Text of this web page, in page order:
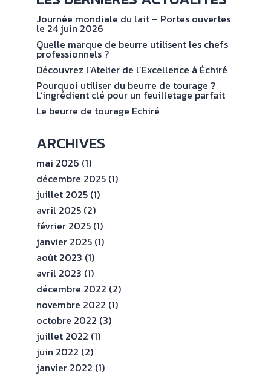
NOS
ENGAGEMENTS
ESPACE
PROFESSIONNEL
CONTACT
Journée mondiale du lait – Portes ouvertes
le 24 juin 2026
Quelle marque de beurre utilisent les chefs
professionnels ?
Découvrez l’Atelier de l’Excellence à Échiré
Pourquoi utiliser du beurre de tourage ?
L’ingrédient clé pour un feuilletage parfait
Le beurre de tourage Echiré
ARCHIVES
mai 2026 (1)
décembre 2025 (1)
juillet 2025 (1)
avril 2025 (2)
février 2025 (1)
janvier 2025 (1)
août 2023 (1)
avril 2023 (1)
décembre 2022 (2)
novembre 2022 (1)
octobre 2022 (3)
juillet 2022 (1)
juin 2022 (2)
janvier 2022 (1)